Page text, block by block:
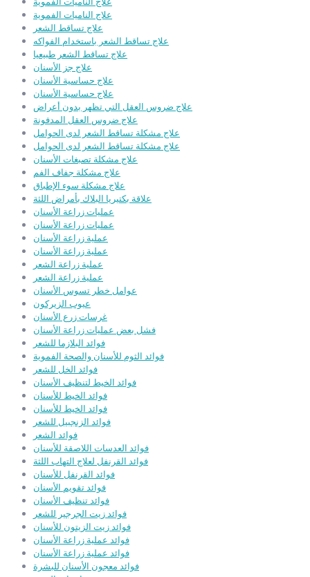
علاج الناميات الفموية
علاج تساقط الشعر
علاج تساقط الشعر باستخدام الفواكه
علاج تساقط الشعر طبيعيا
علاج جز الأسنان
علاج حساسية الأسنان
علاج حساسية الأسنان
علاج ضروس العقل التي تظهر بدون أعراض
علاج ضروس العقل المدفونة
علاج مشكلة تساقط الشعر لدى الحوامل
علاج مشكلة تساقط الشعر لدى الحوامل
علاج مشكلة تصبغات الأسنان
علاج مشكلة جفاف الفم
علاج مشكلة سوء الإطباق
علاقة بكتيريا البلاك بأمراض اللثة
عمليات زراعة الأسنان
عمليات زراعة الأسنان
عملية زراعة الأسنان
عملية زراعة الأسنان
عملية زراعة الشعر
عملية زراعة الشعر
عوامل خطر تسوس الأسنان
عيوب الزيركون
غرسات زرع الأسنان
فشل بعض عمليات زراعة الأسنان
فوائد البلازما للشعر
فوائد الثوم للأسنان والصحة الفموية
فوائد الخل للشعر
فوائد الخيط لتنظيف الأسنان
فوائد الخيط للأسنان
فوائد الخيط للأسنان
فوائد الزنجبيل للشعر
فوائد الشعر
فوائد العدسات اللاصقة للأسنان
فوائد القرنفل لعلاج التهاب اللثة
فوائد القرنفل للأسنان
فوائد تقويم الأسنان
فوائد تنظيف الأسنان
فوائد زيت الجرجير للشعر
فوائد زيت الزيتون للأسنان
فوائد عملية زراعة الأسنان
فوائد عملية زراعة الأسنان
فوائد معجون الأسنان للبشرة